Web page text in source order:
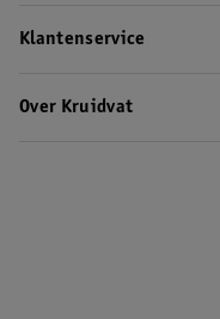
Klantenservice
Over Kruidvat